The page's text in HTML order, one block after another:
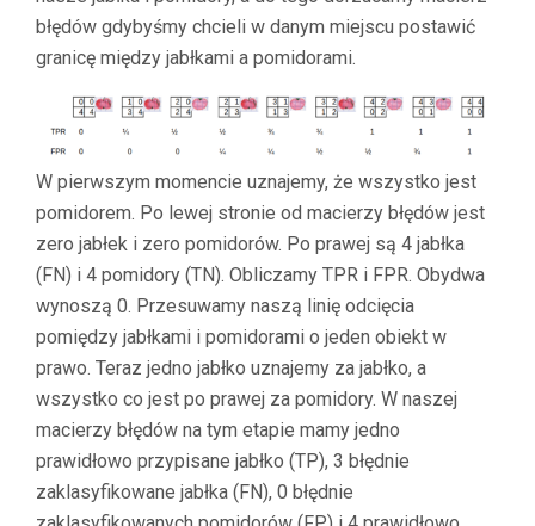
błędów gdybyśmy chcieli w danym miejscu postawić
granicę między jabłkami a pomidorami.
W pierwszym momencie uznajemy, że wszystko jest
pomidorem. Po lewej stronie od macierzy błędów jest
zero jabłek i zero pomidorów. Po prawej są 4 jabłka
(FN) i 4 pomidory (TN). Obliczamy TPR i FPR. Obydwa
wynoszą 0. Przesuwamy naszą linię odcięcia
pomiędzy jabłkami i pomidorami o jeden obiekt w
prawo. Teraz jedno jabłko uznajemy za jabłko, a
wszystko co jest po prawej za pomidory. W naszej
macierzy błędów na tym etapie mamy jedno
prawidłowo przypisane jabłko (TP), 3 błędnie
zaklasyfikowane jabłka (FN), 0 błędnie